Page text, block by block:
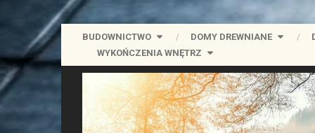
BUDOWNICTWO DOMY DREWNIANE
WYKOŃCZENIA WNĘTRZ